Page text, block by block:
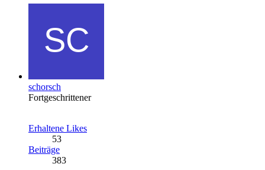
schorsch
Fortgeschrittener
Erhaltene Likes
53
Beiträge
383